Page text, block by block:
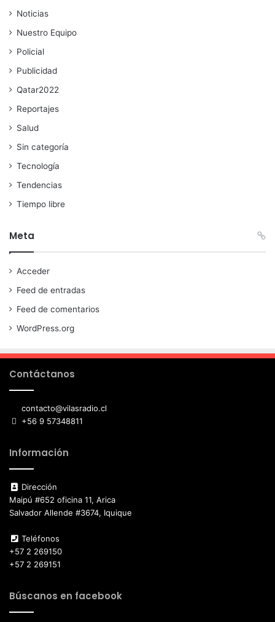
Noticias
Nuestro Equipo
Policial
Publicidad
Qatar2022
Reportajes
Salud
Sin categoría
Tecnología
Tendencias
Tiempo libre
Meta
Acceder
Feed de entradas
Feed de comentarios
WordPress.org
Contáctanos
contacto@vilasradio.cl
+56 9 57348811
Información
Dirección
Maipú #652 oficina 11, Arica
Salvador Allende #3674, Iquique
Teléfonos
+57 2 269150
+57 2 269151
Búscanos en facebook